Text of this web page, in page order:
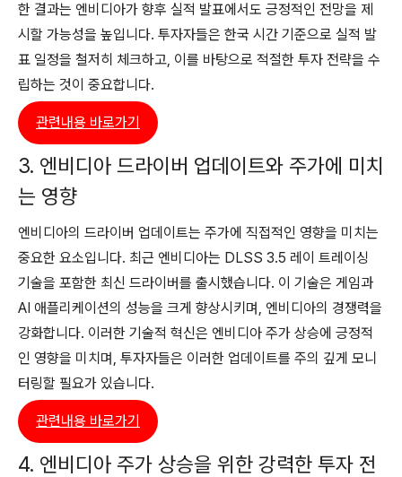
한 결과는 엔비디아가 향후 실적 발표에서도 긍정적인 전망을 제
시할 가능성을 높입니다. 투자자들은 한국 시간 기준으로 실적 발
표 일정을 철저히 체크하고, 이를 바탕으로 적절한 투자 전략을 수
립하는 것이 중요합니다.
관련내용 바로가기
3. 엔비디아 드라이버 업데이트와 주가에 미치
는 영향
엔비디아의 드라이버 업데이트는 주가에 직접적인 영향을 미치는
중요한 요소입니다. 최근 엔비디아는 DLSS 3.5 레이 트레이싱
기술을 포함한 최신 드라이버를 출시했습니다. 이 기술은 게임과
AI 애플리케이션의 성능을 크게 향상시키며, 엔비디아의 경쟁력을
강화합니다. 이러한 기술적 혁신은 엔비디아 주가 상승에 긍정적
인 영향을 미치며, 투자자들은 이러한 업데이트를 주의 깊게 모니
터링할 필요가 있습니다.
관련내용 바로가기
4. 엔비디아 주가 상승을 위한 강력한 투자 전